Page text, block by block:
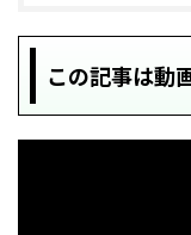
この記事は動